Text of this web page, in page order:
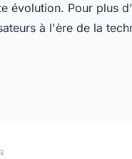
évolution. Pour plus
à l'ère de la